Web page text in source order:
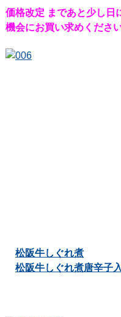
価格改定 まであと少し日
機会にお買い求めくださ
松阪牛しぐれ煮
松阪牛しぐれ煮唐辛子